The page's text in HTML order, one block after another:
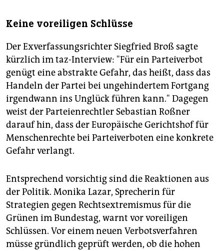
Keine voreiligen Schlüsse
Der Exverfassungsrichter Siegfried Broß sagte
kürzlich im taz-Interview: "Für ein Parteiverbot
genügt eine abstrakte Gefahr, das heißt, dass das
Handeln der Partei bei ungehindertem Fortgang
irgendwann ins Unglück führen kann." Dagegen
weist der Parteienrechtler Sebastian Roßner
darauf hin, dass der Europäische Gerichtshof für
Menschenrechte bei Parteiverboten eine konkrete
Gefahr verlangt.
Entsprechend vorsichtig sind die Reaktionen aus
der Politik. Monika Lazar, Sprecherin für
Strategien gegen Rechtsextremismus für die
Grünen im Bundestag, warnt vor voreiligen
Schlüssen. Vor einem neuen Verbotsverfahren
müsse gründlich geprüft werden, ob die hohen